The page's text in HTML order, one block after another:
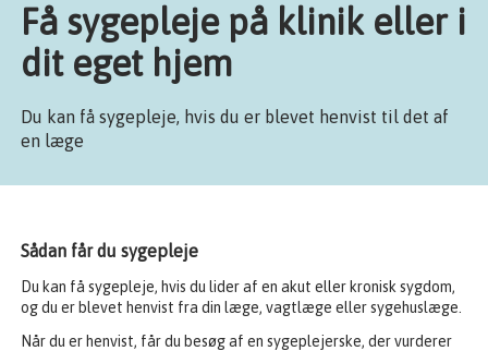
Få sygepleje på klinik eller i
dit eget hjem
Du kan få sygepleje, hvis du er blevet henvist til det af
en læge
Sådan får du sygepleje
Du kan få sygepleje, hvis du lider af en akut eller kronisk sygdom,
og du er blevet henvist fra din læge, vagtlæge eller sygehuslæge.
Når du er henvist, får du besøg af en sygeplejerske, der vurderer